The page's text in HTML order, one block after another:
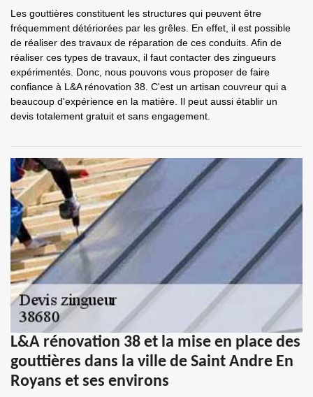
Les gouttières constituent les structures qui peuvent être
fréquemment détériorées par les grêles. En effet, il est possible
de réaliser des travaux de réparation de ces conduits. Afin de
réaliser ces types de travaux, il faut contacter des zingueurs
expérimentés. Donc, nous pouvons vous proposer de faire
confiance à L&A rénovation 38. C'est un artisan couvreur qui a
beaucoup d'expérience en la matière. Il peut aussi établir un
devis totalement gratuit et sans engagement.
L&A rénovation 38 et la mise en place des
gouttières dans la ville de Saint Andre En
Royans et ses environs